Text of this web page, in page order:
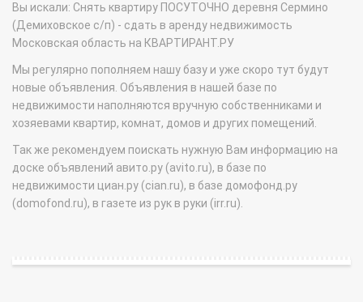
Вы искали: Снять квартиру ПОСУТОЧНО деревня Сермино
(Демиховское с/п) - сдать в аренду недвижимость
Московская область на КВАРТИРАНТ.РУ
Мы регулярно пополняем нашу базу и уже скоро тут будут
новые объявления. Объявления в нашей базе по
недвижимости наполняются вручную собственниками и
хозяевами квартир, комнат, домов и других помещений.
Так же рекомендуем поискать нужную Вам информацию на
доске объявлений авито.ру (avito.ru), в базе по
недвижимости циан.ру (cian.ru), в базе домофонд.ру
(domofond.ru), в газете из рук в руки (irr.ru).